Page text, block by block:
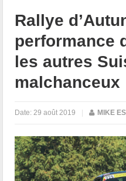
Rallye
performance
les autres
malchanceux
Date: 29 août 2019 | MIKE